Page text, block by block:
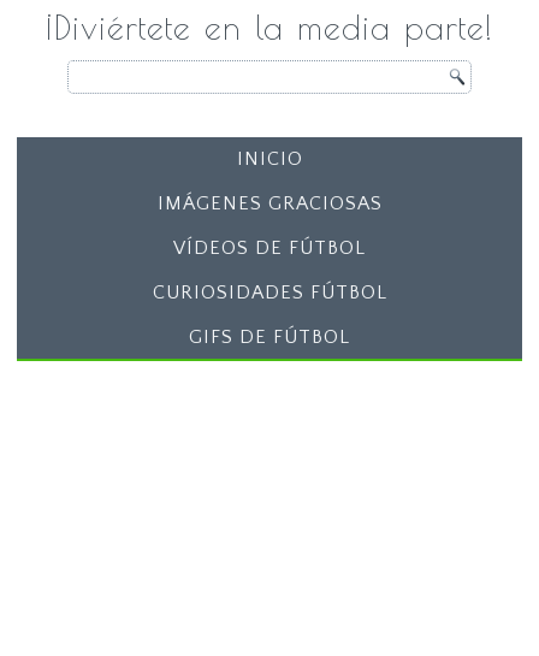
¡Diviértete en la media parte!
INICIO
IMÁGENES GRACIOSAS
VÍDEOS DE FÚTBOL
CURIOSIDADES FÚTBOL
GIFS DE FÚTBOL